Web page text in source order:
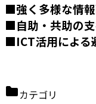
■強く多様な情
■自助・共助の
■ICT活用による
カテゴリ